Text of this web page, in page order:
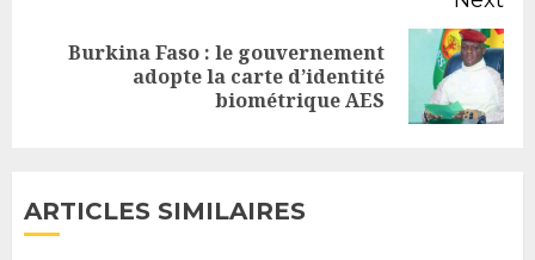
Next
Burkina Faso : le gouvernement
adopte la carte d’identité
biométrique AES
ARTICLES SIMILAIRES